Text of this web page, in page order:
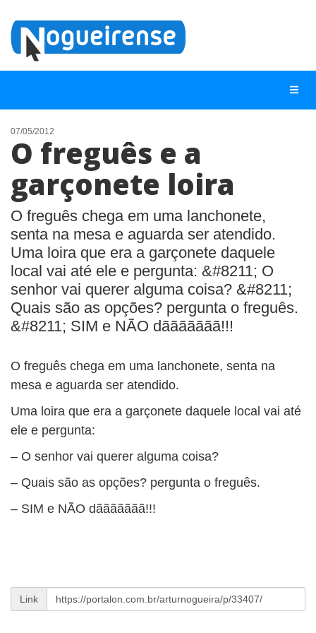
NOTÍCIAS
LISTA DIGITAL
QUEM SOMOS
CONTATO
ANUNCIE
07/05/2012
O freguês e a
garçonete loira
O freguês chega em uma lanchonete,
senta na mesa e aguarda ser atendido.
Uma loira que era a garçonete daquele
local vai até ele e pergunta: &#8211; O
senhor vai querer alguma coisa? &#8211;
Quais são as opções? pergunta o freguês.
&#8211; SIM e NÃO dããããããã!!!
O freguês chega em uma lanchonete, senta na
mesa e aguarda ser atendido.
Uma loira que era a garçonete daquele local vai até
ele e pergunta:
– O senhor vai querer alguma coisa?
– Quais são as opções? pergunta o freguês.
– SIM e NÃO dããããããã!!!
Link